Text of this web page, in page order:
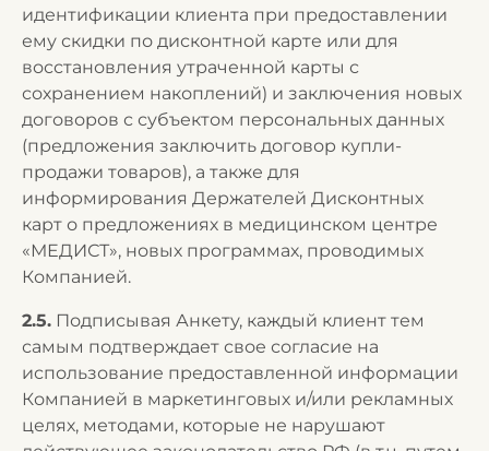
идентификации клиента при предоставлении
ему скидки по дисконтной карте или для
восстановления утраченной карты с
сохранением накоплений) и заключения новых
договоров с субъектом персональных данных
(предложения заключить договор купли-
продажи товаров), а также для
информирования Держателей Дисконтных
карт о предложениях в медицинском центре
«МЕДИСТ», новых программах, проводимых
Компанией.
2.5. Подписывая Анкету, каждый клиент тем
самым подтверждает свое согласие на
использование предоставленной информации
Компанией в маркетинговых и/или рекламных
целях, методами, которые не нарушают